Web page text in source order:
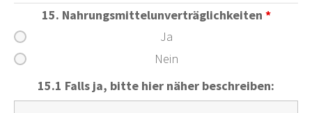
15. Nahrungsmittelunverträglichkeiten *
Ja
Nein
15.1 Falls ja, bitte hier näher beschreiben: